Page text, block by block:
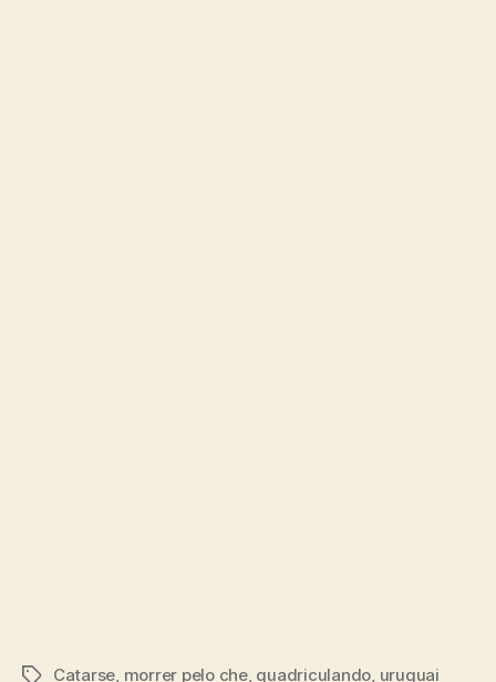
TagsCatarse morrer pelo che, quadriculando uruguai